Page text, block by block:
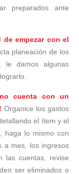
preparados ante
de empezar con el
planeación de los
le damos algunas
cuenta con un
Organice los gastos
el ítem y el
haga lo mismo con
a mes, los ingresos
las cuentas, revise
ser eliminados o